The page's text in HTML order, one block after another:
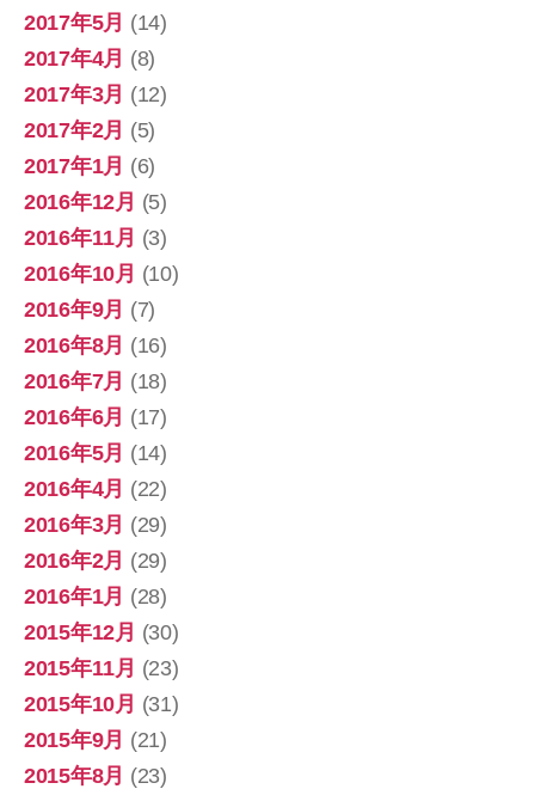
2017年5月 (14)
2017年4月 (8)
2017年3月 (12)
2017年2月 (5)
2017年1月 (6)
2016年12月 (5)
2016年11月 (3)
2016年10月 (10)
2016年9月 (7)
2016年8月 (16)
2016年7月 (18)
2016年6月 (17)
2016年5月 (14)
2016年4月 (22)
2016年3月 (29)
2016年2月 (29)
2016年1月 (28)
2015年12月 (30)
2015年11月 (23)
2015年10月 (31)
2015年9月 (21)
2015年8月 (23)